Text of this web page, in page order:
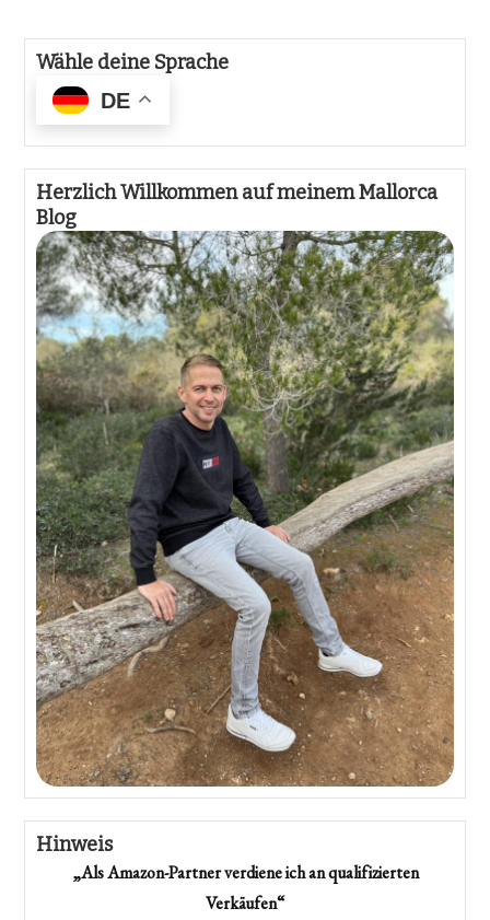
Wähle deine Sprache
DE
Herzlich Willkommen auf meinem Mallorca
Blog
Hinweis
„Als Amazon-Partner verdiene ich an qualifizierten
Verkäufen“